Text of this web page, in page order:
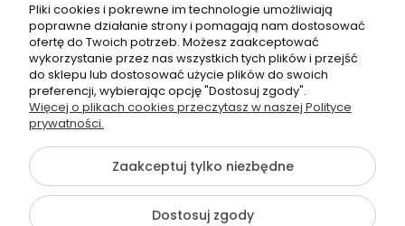
Dane kontaktowe
Zadzwoń do nas lub napisz wiadomość e-mail:
+48 537 782 564
+48 537 461 261
©2026 Wszelkie Prawa Zastrzeżone | Choinki Sztuczne Virpol
Pliki cookies i pokrewne im technologie umożliwiają
poprawne działanie strony i pomagają nam dostosować
ofertę do Twoich potrzeb. Możesz zaakceptować
wykorzystanie przez nas wszystkich tych plików i przejść
do sklepu lub dostosować użycie plików do swoich
preferencji, wybierając opcję "Dostosuj zgody".
Więcej o plikach cookies przeczytasz w naszej Polityce
prywatności.
Zaakceptuj tylko niezbędne
Dostosuj zgody